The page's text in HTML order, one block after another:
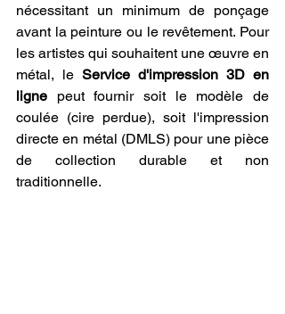
nécessitant un minimum de ponçage
avant la peinture ou le revêtement. Pour
les artistes qui souhaitent une œuvre en
métal, le Service d'impression 3D en
ligne peut fournir soit le modèle de
coulée (cire perdue), soit l'impression
directe en métal (DMLS) pour une pièce
de collection durable et non
traditionnelle.